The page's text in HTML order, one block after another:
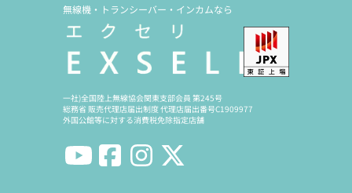
無線機・トランシーバー・インカムなら
一社)全国陸上無線協会関東支部会員 第245号
総務省 販売代理店届出制度 代理店届出番号C1909977
外国公館等に対する消費税免除指定店舗